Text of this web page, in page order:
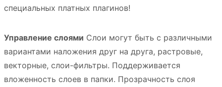
специальных платных плагинов!
Управление слоями Слои могут быть с различными
вариантами наложения друг на друга, растровые,
векторные, слои-фильтры. Поддерживается
вложенность слоев в папки. Прозрачность слоя